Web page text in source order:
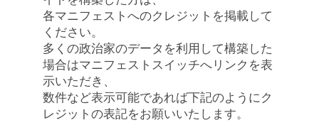
各マニフェストへのクレジットを掲載して
ください。
多くの政治家のデータを利用して構築した
場合はマニフェストスイッチへリンクを表
示いただき、
数件など表示可能であれば下記のようにク
レジットの表記をお願いいたします。